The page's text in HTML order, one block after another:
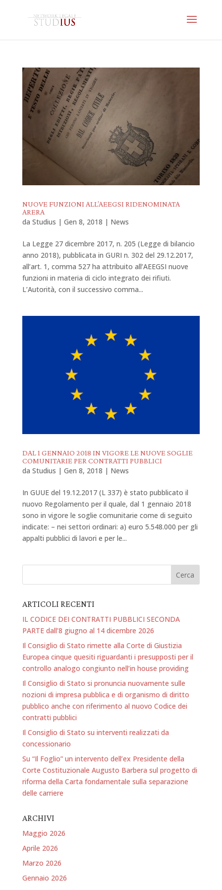
NUOVE FUNZIONI ALL’AEEGSI RIDENOMINATA
ARERA
da Studius | Gen 8, 2018 | News
La Legge 27 dicembre 2017, n. 205 (Legge di bilancio
anno 2018), pubblicata in GURI n. 302 del 29.12.2017,
all’art. 1, comma 527 ha attribuito all’AEEGSI nuove
funzioni in materia di ciclo integrato dei rifiuti.
L’Autorità, con il successivo comma...
DAL 1 GENNAIO 2018 IN VIGORE LE NUOVE SOGLIE
COMUNITARIE PER CONTRATTI PUBBLICI
da Studius | Gen 8, 2018 | News
In GUUE del 19.12.2017 (L 337) è stato pubblicato il
nuovo Regolamento per il quale, dal 1 gennaio 2018
sono in vigore le soglie comunitarie come di seguito
indicate: – nei settori ordinari: a) euro 5.548.000 per gli
appalti pubblici di lavori e per le...
ARTICOLI RECENTI
IL CODICE DEI CONTRATTI PUBBLICI SECONDA
PARTE dall’8 giugno al 14 dicembre 2026
Il Consiglio di Stato rimette alla Corte di Giustizia
Europea cinque quesiti riguardanti i presupposti per il
controllo analogo congiunto nell’in house providing
Il Consiglio di Stato si pronuncia nuovamente sulle
nozioni di impresa pubblica e di organismo di diritto
pubblico anche con riferimento al nuovo Codice dei
contratti pubblici
Il Consiglio di Stato su interventi realizzati da
concessionario
Su “Il Foglio” un intervento dell’ex Presidente della
Corte Costituzionale Augusto Barbera sul progetto di
riforma della Carta fondamentale sulla separazione
delle carriere
ARCHIVI
Maggio 2026
Aprile 2026
Marzo 2026
Gennaio 2026